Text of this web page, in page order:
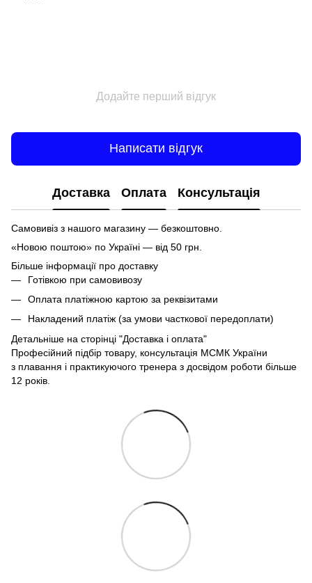
Додайте перший відгук
Написати відгук
Доставка Оплата Консультація
Самовивіз з нашого магазину — безкоштовно.
«Новою поштою» по Україні — від 50 грн.
Більше інформації про доставку
Готівкою при самовивозу
Оплата платіжною картою за реквізитами
Накладений платіж (за умови часткової передоплати)
Детальніше на сторінці "Доставка і оплата"
Професійний підбір товару, консультація МСМК України
з плавання і практикуючого тренера з досвідом роботи більше
12 років.